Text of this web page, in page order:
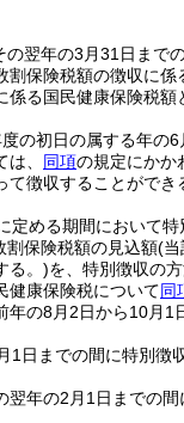
翌年の3月31日ま
保険税額の徴収に
る国民健康保険税額
の初日の属する年
、 同項の規定にかか
徴収することができ
定める期間において
割保険税額の見込額(当
る。)を、特別徴収の
健康保険税について同
年の8月2日から10
1日までの間に特別
翌年の2月1日までの